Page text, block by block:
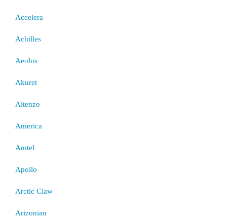
Accelera
Achilles
Aeolus
Akuret
Altenzo
America
Amtel
Apollo
Arctic Claw
Arizonian